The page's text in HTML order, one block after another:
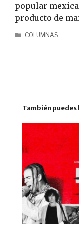
popular
producto de
COLUMNAS
También puedes